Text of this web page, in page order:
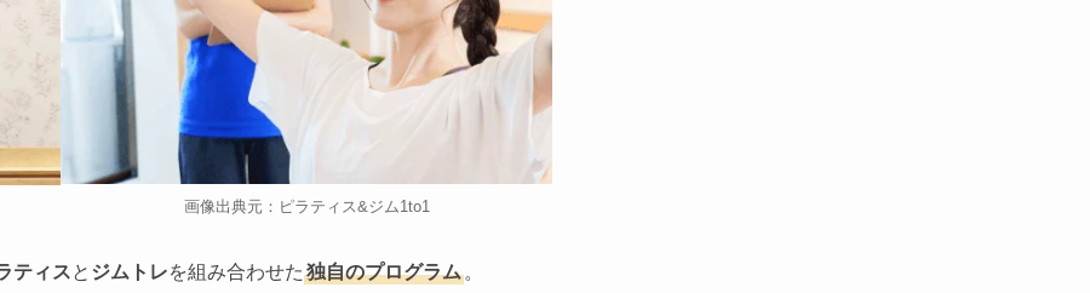
画像出典元：ピラティス&ジム1to1
ティスと ジムトレを組み合わせた 独自のプログラム。